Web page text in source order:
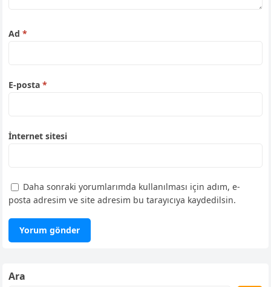
Ad*
E-posta*
İnternet sitesi
Daha sonraki yorumlarımda kullanılması için adım, e-
posta adresim ve site adresim bu tarayıcıya kaydedilsin.
Ara